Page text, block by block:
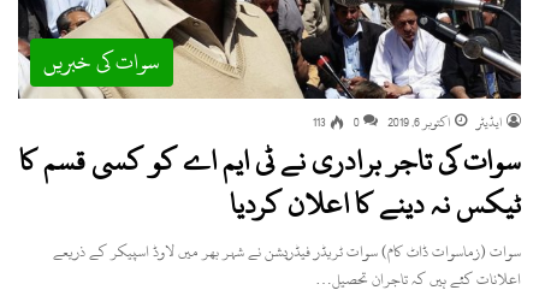
سوات کی خبریں
ایڈیٹر اکتوبر 6, 2019 0
113
سوات کی تاجر برادری نے ٹی ایم اے کو کسی قسم کا
ٹیکس نہ دینے کا اعلان کردیا
سوات (زماسوات ڈاٹ کام) سوات ٹریڈر فیڈریشن نے شہر بھر میں لاوڈ اسپیکر کے ذریعے
اعلانات کئے ہیں کہ تاجران تحصیل…